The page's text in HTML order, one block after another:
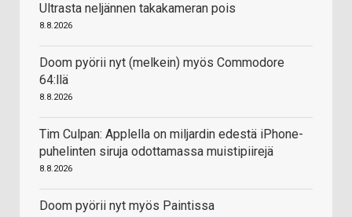
Ultrasta neljännen takakameran pois
8.8.2026
Doom pyörii nyt (melkein) myös Commodore
64:llä
8.8.2026
Tim Culpan: Applella on miljardin edestä iPhone-
puhelinten siruja odottamassa muistipiirejä
8.8.2026
Doom pyörii nyt myös Paintissa